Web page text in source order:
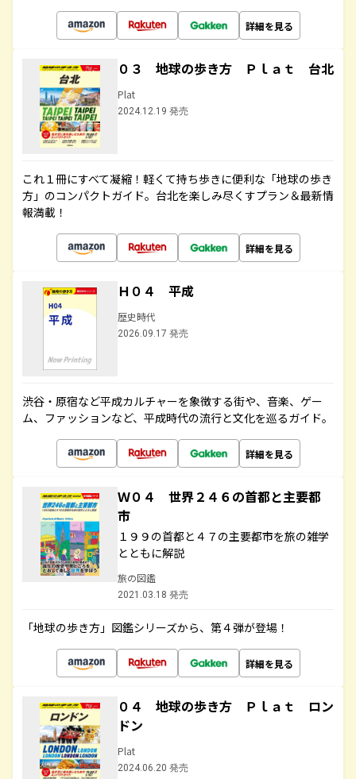
詳細を見る
０３ 地球の歩き方 Ｐｌａｔ 台北
Plat
2024.12.19 発売
これ１冊にすべて凝縮！軽くて持ち歩きに便利な「地球の歩き
方」のコンパクトガイド。台北を楽しみ尽くすプラン＆最新情
報満載！
詳細を見る
Ｈ０４ 平成
歴史時代
2026.09.17 発売
渋谷・原宿など平成カルチャーを象徴する街や、音楽、ゲー
ム、ファッションなど、平成時代の流行と文化を巡るガイド。
詳細を見る
Ｗ０４ 世界２４６の首都と主要都
市
１９９の首都と４７の主要都市を旅の雑学
とともに解説
旅の図鑑
2021.03.18 発売
「地球の歩き方」図鑑シリーズから、第４弾が登場！
詳細を見る
０４ 地球の歩き方 Ｐｌａｔ ロン
ドン
Plat
2024.06.20 発売